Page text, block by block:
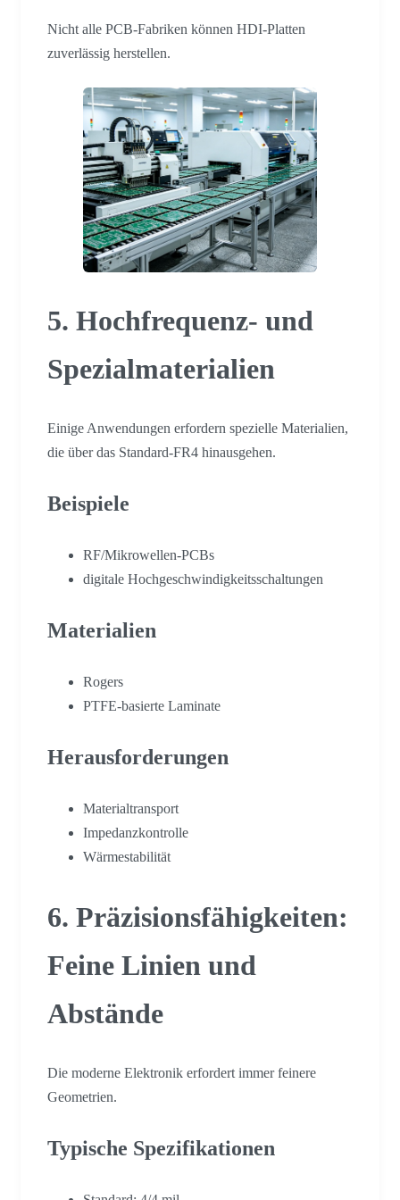
Nicht alle PCB-Fabriken können HDI-Platten
zuverlässig herstellen.
5. Hochfrequenz- und
Spezialmaterialien
Einige Anwendungen erfordern spezielle Materialien,
die über das Standard-FR4 hinausgehen.
Beispiele
RF/Mikrowellen-PCBs
digitale Hochgeschwindigkeitsschaltungen
Materialien
Rogers
PTFE-basierte Laminate
Herausforderungen
Materialtransport
Impedanzkontrolle
Wärmestabilität
6. Präzisionsfähigkeiten:
Feine Linien und
Abstände
Die moderne Elektronik erfordert immer feinere
Geometrien.
Typische Spezifikationen